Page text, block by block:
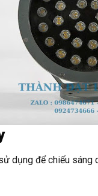
dụng để chiếu sáng